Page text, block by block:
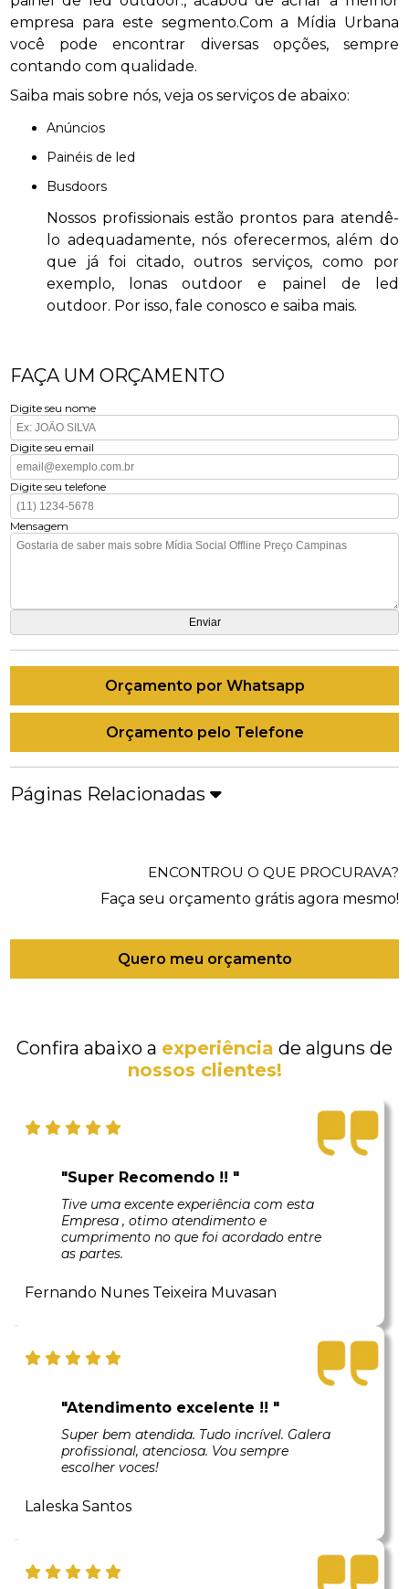
empresa para este segmento.Com a Mídia Urbana
você pode encontrar diversas opções, sempre
contando com qualidade.
Saiba mais sobre nós, veja os serviços de abaixo:
anúncios
painéis de led
busdoors
Nossos profissionais estão prontos para atendê-
lo adequadamente, nós oferecermos, além do
que já foi citado, outros serviços, como por
exemplo, lonas outdoor e painel de led
outdoor. Por isso, fale conosco e saiba mais.
FAÇA UM ORÇAMENTO
Digite seu nome
Digite seu email
Digite seu telefone
Mensagem
Orçamento por Whatsapp
Orçamento pelo Telefone
Páginas Relacionadas
ENCONTROU O QUE PROCURAVA?
Faça seu orçamento grátis agora mesmo!
Quero meu orçamento
Confira abaixo a experiência de alguns de
nossos clientes!
"Super Recomendo !! "
Tive uma excente experiência com esta
Empresa , otimo atendimento e
cumprimento no que foi acordado entre
as partes.
Fernando Nunes Teixeira Muvasan
"Atendimento excelente !! "
Super bem atendida. Tudo incrível. Galera
profissional, atenciosa. Vou sempre
escolher voces!
Laleska Santos